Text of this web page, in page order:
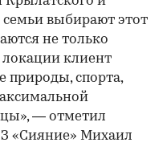
выбирают этот
не только
клиент
природы, спорта,
— отметил
«Сияние» Михаил